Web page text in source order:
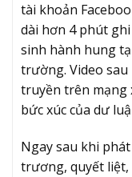
tài khoản
dài hơn 4 phút
sinh hành hung
trường. Video
truyền trên mạng
bức xúc của dư
Ngay sau khi
trương, quyết liệt,